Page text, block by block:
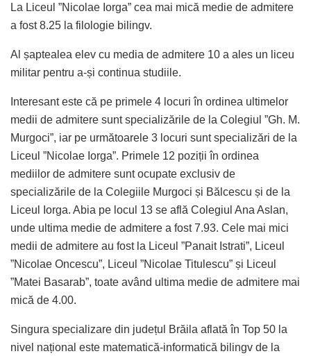
La Liceul ”Nicolae Iorga” cea mai mică medie de admitere
a fost 8.25 la filologie bilingv.
Al șaptealea elev cu media de admitere 10 a ales un liceu
militar pentru a-și continua studiile.
Interesant este că pe primele 4 locuri în ordinea ultimelor
medii de admitere sunt specializările de la Colegiul ”Gh. M.
Murgoci”, iar pe următoarele 3 locuri sunt specializări de la
Liceul ”Nicolae Iorga”. Primele 12 poziții în ordinea
mediilor de admitere sunt ocupate exclusiv de
specializările de la Colegiile Murgoci și Bălcescu și de la
Liceul Iorga. Abia pe locul 13 se află Colegiul Ana Aslan,
unde ultima medie de admitere a fost 7.93. Cele mai mici
medii de admitere au fost la Liceul ”Panait Istrati”, Liceul
”Nicolae Oncescu”, Liceul ”Nicolae Titulescu” și Liceul
”Matei Basarab”, toate având ultima medie de admitere mai
mică de 4.00.
Singura specializare din județul Brăila aflată în Top 50 la
nivel național este matematică-informatică bilingv de la